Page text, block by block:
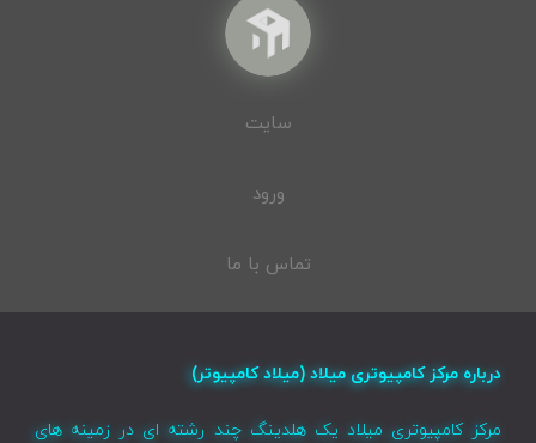
سایت
ورود
تماس با ما
درباره مرکز کامپیوتری میلاد (میلاد کامپیوتر)
مرکز کامپیوتری میلاد یک هلدینگ چند رشته ای در زمینه های